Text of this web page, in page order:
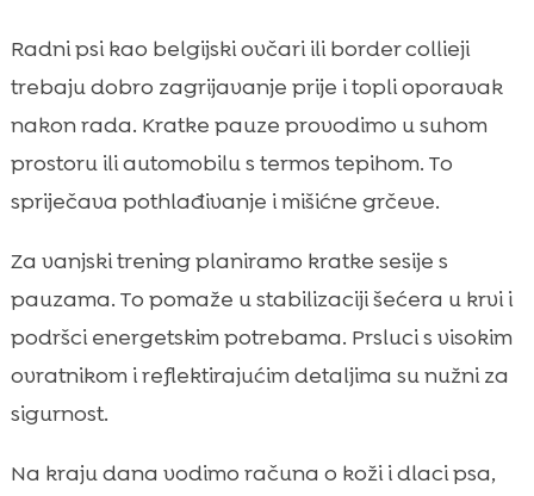
Radni psi kao belgijski ovčari ili border collieji
trebaju dobro zagrijavanje prije i topli oporavak
nakon rada. Kratke pauze provodimo u suhom
prostoru ili automobilu s termos tepihom. To
spriječava pothlađivanje i mišićne grčeve.
Za vanjski trening planiramo kratke sesije s
pauzama. To pomaže u stabilizaciji šećera u krvi i
podršci energetskim potrebama. Prsluci s visokim
ovratnikom i reflektirajućim detaljima su nužni za
sigurnost.
Na kraju dana vodimo računa o koži i dlaci psa,